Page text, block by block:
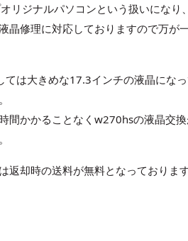
リジナルパソコンという扱いにな
晶修理に対応しておりますので万が
は大きめな17.3インチの液晶にな
間かかることなくw270hsの液晶交
返却時の送料が無料となっておりま